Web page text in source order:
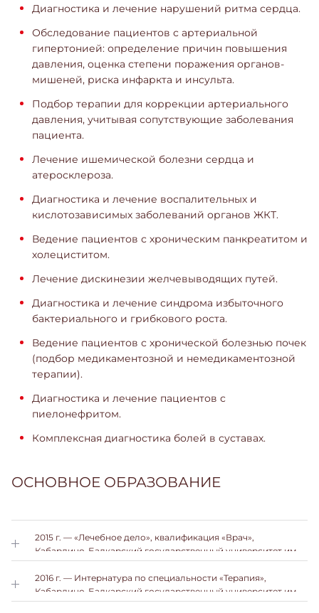
Диагностика и лечение нарушений ритма сердца.
Обследование пациентов с артериальной
гипертонией: определение причин повышения
давления, оценка степени поражения органов-
мишеней, риска инфаркта и инсульта.
Подбор терапии для коррекции артериального
давления, учитывая сопутствующие заболевания
пациента.
Лечение ишемической болезни сердца и
атеросклероза.
Диагностика и лечение воспалительных и
кислотозависимых заболеваний органов ЖКТ.
Ведение пациентов с хроническим панкреатитом и
холециститом.
Лечение дискинезии желчевыводящих путей.
Диагностика и лечение синдрома избыточного
бактериального и грибкового роста.
Ведение пациентов с хронической болезнью почек
(подбор медикаментозной и немедикаментозной
терапии).
Диагностика и лечение пациентов с
пиелонефритом.
Комплексная диагностика болей в суставах.
ОСНОВНОЕ ОБРАЗОВАНИЕ
2015 г. — «Лечебное дело», квалификация «Врач»,
Кабардино-Балкарский государственный университет им.
Х.М. Бербекова.
2016 г. — Интернатура по специальности «Терапия»,
Кабардино-Балкарский государственный университет им.
Х.М. Бербекова.